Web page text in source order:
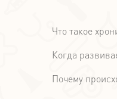
Что такое
Когда
Почему